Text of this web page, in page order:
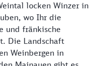
locken Winzer in
wo Ihr die
und fränkische
Die Landschaft
Weinbergen in